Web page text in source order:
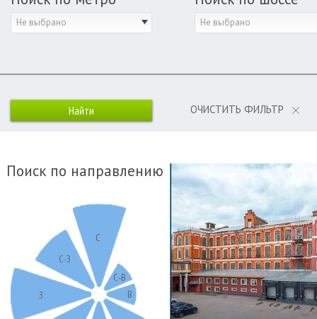
Не выбрано Не выбрано
ОЧИСТИТЬ ФИЛЬТР
Поиск по направлению
С
С-В
В
З
С-З